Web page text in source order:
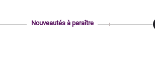
Nouveautés à paraître